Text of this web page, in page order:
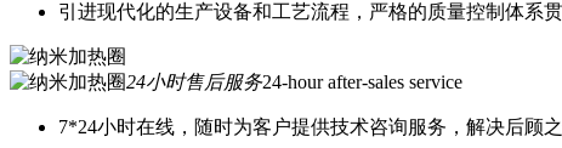
引进现代化的生产设备和工艺流程，严格的质量控制体系
24小时售后服务24-hour after-sales service
7*24小时在线，随时为客户提供技术咨询服务，解决后顾